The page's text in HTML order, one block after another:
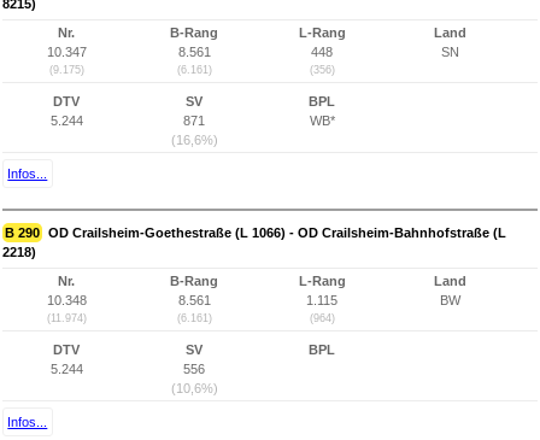
8215)
Nr.
10.347
(9.175)
B-Rang
8.561
(6.161)
L-Rang
448
(356)
Land
SN
DTV
5.244
SV
871
(16,6%)
BPL
WB*
Infos...
B 290 OD Crailsheim-Goethestraße (L 1066) - OD Crailsheim-Bahnhofstraße (L
2218)
Nr.
10.348
(11.974)
B-Rang
8.561
(6.161)
L-Rang
1.115
(964)
Land
BW
DTV
5.244
SV
556
(10,6%)
BPL
Infos...